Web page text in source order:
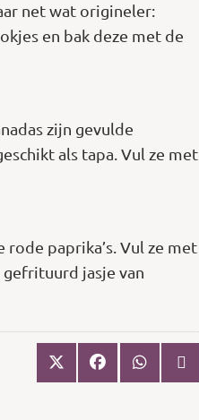
net wat origineler:
en bak deze met de
zijn gevulde
als tapa. Vul ze met
paprika’s. Vul ze met
jasje van